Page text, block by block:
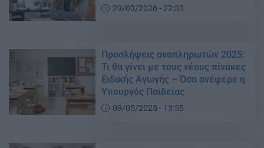
29/03/2026 - 22:33
Προσλήψεις αναπληρωτών 2025:
Τι θα γίνει με τους νέους πίνακες
Ειδικής Αγωγής – Όσα ανέφερε η
Υπουργός Παιδείας
09/05/2025 - 13:55